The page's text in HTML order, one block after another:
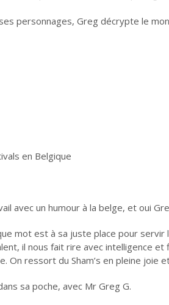
personnages, Greg décrypte le
en Belgique
avec un humour à la belge, et oui
mot est à sa juste place pour
il nous fait rire avec intelligence
On ressort du Sham’s en pleine joie
sa poche, avec Mr Greg G.